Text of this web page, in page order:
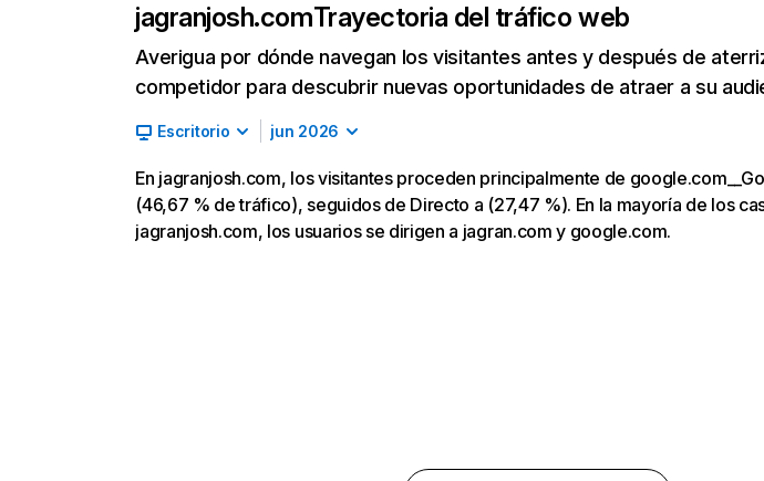
jagranjosh.comTrayectoria del tráfico web
Averigua por dónde navegan los visitantes antes y después de
competidor para descubrir nuevas oportunidades de atraer a su
Escritorio jun 2026
En jagranjosh.com, los visitantes proceden principalmente de
(46,67 % de tráfico), seguidos de Directo a (27,47 %). En la mayoría de los
jagranjosh.com, los usuarios se dirigen a jagran.com y google.com.